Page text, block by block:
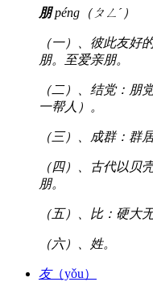
朋péng（ㄆㄥˊ）
（一）、彼此友好
朋。至爱亲朋。
（二）、结党：朋
一帮人）。
（三）、成群：群
（四）、古代以贝
朋。
（五）、比：硬大无
（六）、姓。
友（yǒu）